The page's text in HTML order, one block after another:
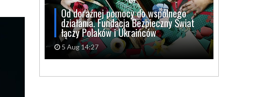
Od doraźnej pomocy do wspólnego
działania. Fundacja Bezpieczny Świat
łączy Polaków i Ukraińców
5 Aug 14:27